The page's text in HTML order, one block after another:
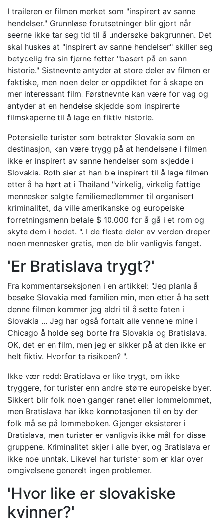
I traileren er filmen merket som "inspirert av sanne
hendelser." Grunnløse forutsetninger blir gjort når
seerne ikke tar seg tid til å undersøke bakgrunnen. Det
skal huskes at "inspirert av sanne hendelser" skiller seg
betydelig fra sin fjerne fetter "basert på en sann
historie." Sistnevnte antyder at store deler av filmen er
faktiske, men noen deler er oppdiktet for å skape en
mer interessant film. Førstnevnte kan være for vag og
antyder at en hendelse skjedde som inspirerte
filmskaperne til å lage en fiktiv historie.
Potensielle turister som betrakter Slovakia som en
destinasjon, kan være trygg på at hendelsene i filmen
ikke er inspirert av sanne hendelser som skjedde i
Slovakia. Roth sier at han ble inspirert til å lage filmen
etter å ha hørt at i Thailand "virkelig, virkelig fattige
mennesker solgte familiemedlemmer til organisert
kriminalitet, da ville amerikanske og europeiske
forretningsmenn betale $ 10.000 for å gå i et rom og
skyte dem i hodet. ". I de fleste deler av verden dreper
noen mennesker gratis, men de blir vanligvis fanget.
'Er Bratislava trygt?'
Fra kommentarseksjonen i en artikkel: "Jeg planla å
besøke Slovakia med familien min, men etter å ha sett
denne filmen kommer jeg aldri til å sette foten i
Slovakia ... Jeg har også fortalt alle vennene mine i
Chicago å holde seg borte fra Slovakia og Bratislava.
OK, det er en film, men jeg er sikker på at den ikke er
helt fiktiv. Hvorfor ta risikoen? ".
Ikke vær redd: Bratislava er like trygt, om ikke
tryggere, for turister enn andre større europeiske byer.
Sikkert blir folk noen ganger ranet eller lommelommet,
men Bratislava har ikke konnotasjonen til en by der
folk må se på lommeboken. Gjenger eksisterer i
Bratislava, men turister er vanligvis ikke mål for disse
gruppene. Kriminalitet skjer i alle byer, og Bratislava er
ikke noe unntak. Likevel har turister som er klar over
omgivelsene generelt ingen problemer.
'Hvor like er slovakiske
kvinner?'